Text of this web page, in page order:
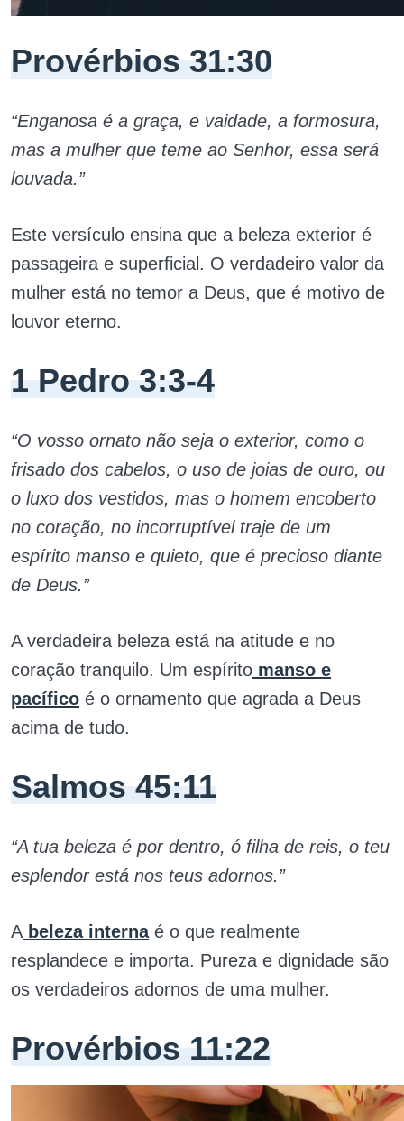
Provérbios 31:30
“Enganosa é a graça, e vaidade, a formosura,
mas a mulher que teme ao Senhor, essa será
louvada.”
Este versículo ensina que a beleza exterior é
passageira e superficial. O verdadeiro valor da
mulher está no temor a Deus, que é motivo de
louvor eterno.
1 Pedro 3:3-4
“O vosso ornato não seja o exterior, como o
frisado dos cabelos, o uso de joias de ouro, ou
o luxo dos vestidos, mas o homem encoberto
no coração, no incorruptível traje de um
espírito manso e quieto, que é precioso diante
de Deus.”
A verdadeira beleza está na atitude e no
coração tranquilo. Um espírito manso e
pacífico é o ornamento que agrada a Deus
acima de tudo.
Salmos 45:11
“A tua beleza é por dentro, ó filha de reis, o teu
esplendor está nos teus adornos.”
A beleza internaé o que realmente
resplandece e importa. Pureza e dignidade são
os verdadeiros adornos de uma mulher.
Provérbios 11:22